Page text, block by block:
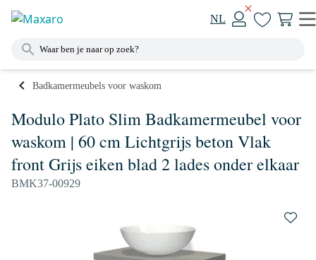
NL
Badkamermeubels voor waskom
Modulo Plato Slim Badkamermeubel voor
waskom | 60 cm Lichtgrijs beton Vlak
front Grijs eiken blad 2 lades onder elkaar
BMK37-00929